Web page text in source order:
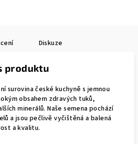
Diskuze
produktu
surovina české kuchyně s jemnou
obsahem zdravých tuků,
minerálů. Naše semena pochází
a jsou pečlivě vyčištěná a balená
a kvalitu.